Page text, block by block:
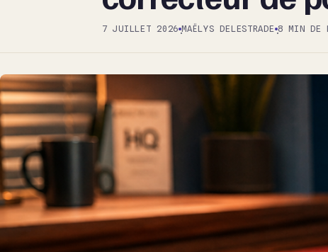
7 JUILLET 2026·MAËLYS DELESTRADE·8 MIN DE